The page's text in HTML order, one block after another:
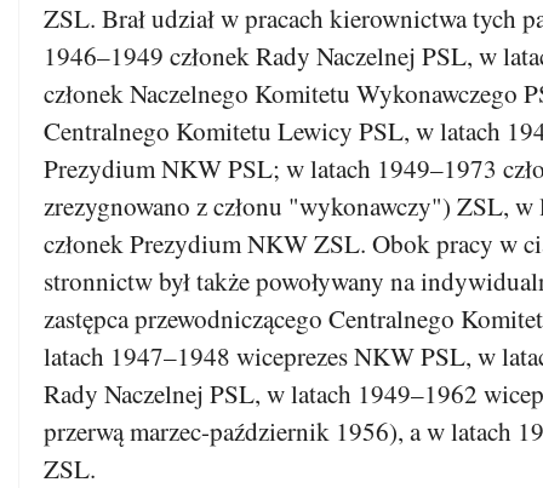
ZSL. Brał udział w pracach kierownictwa tych
1946–1949 członek Rady Naczelnej PSL, w
członek Naczelnego Komitetu Wykonawczego
Centralnego Komitetu Lewicy PSL, w latach
Prezydium NKW PSL; w latach 1949–1973
zrezygnowano z członu "wykonawczy") ZSL,
członek Prezydium NKW ZSL. Obok pracy w
stronnictw był także powoływany na
zastępca przewodniczącego Centralnego
latach 1947–1948 wiceprezes NKW PSL, w
Rady Naczelnej PSL, w latach 1949–1962
przerwą marzec-październik 1956), a w latach
ZSL.